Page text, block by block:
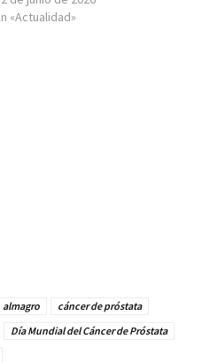
«Actualidad»
almagro
cáncer de próstata
Día Mundial del Cáncer de Próstata